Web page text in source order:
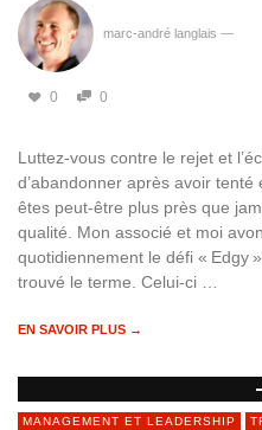
marc-andré langlais —
0 0
Luttez-vous contre le rejet et
d’abandonner après avoir
êtes peut-être plus près que
qualité. Mon associé et moi
quotidiennement le défi « Edgy
trouvé le terme. Celui-ci …
EN SAVOIR PLUS →
MANAGEMENT ET LEADERSHIP